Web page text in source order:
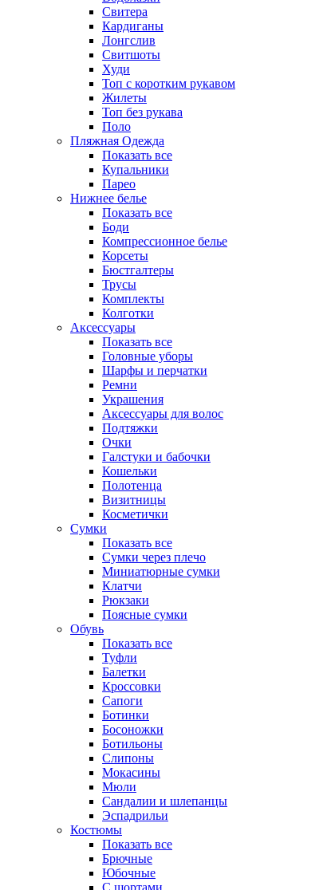
Свитера
Кардиганы
Лонгслив
Свитшоты
Худи
Топ с коротким рукавом
Жилеты
Топ без рукава
Поло
Пляжная Одежда
Показать все
Купальники
Парео
Нижнее белье
Показать все
Боди
Компрессионное белье
Корсеты
Бюстгалтеры
Трусы
Комплекты
Колготки
Аксессуары
Показать все
Головные уборы
Шарфы и перчатки
Ремни
Украшения
Аксессуары для волос
Подтяжки
Очки
Галстуки и бабочки
Кошельки
Полотенца
Визитницы
Косметички
Сумки
Показать все
Сумки через плечо
Миниатюрные cумки
Клатчи
Рюкзаки
Поясные сумки
Обувь
Показать все
Туфли
Балетки
Кроссовки
Сапоги
Ботинки
Босоножки
Ботильоны
Слипоны
Мокасины
Мюли
Сандалии и шлепанцы
Эспадрильи
Костюмы
Показать все
Брючные
Юбочные
С шортами